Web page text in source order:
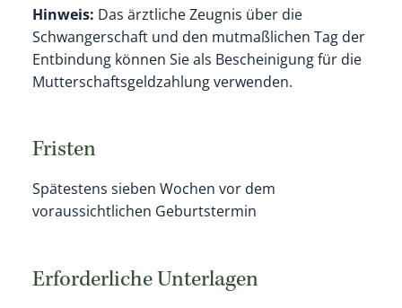
Hinweis: Das ärztliche Zeugnis über die
Schwangerschaft und den mutmaßlichen Tag der
Entbindung können Sie als Bescheinigung für die
Mutterschaftsgeldzahlung verwenden.
Fristen
Spätestens sieben Wochen vor dem
voraussichtlichen Geburtstermin
Erforderliche Unterlagen